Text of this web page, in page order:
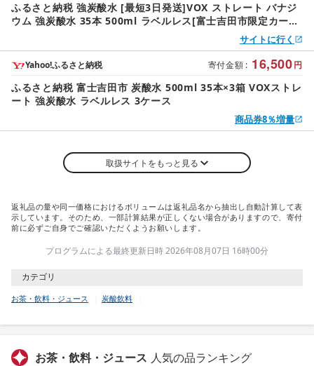
ふるさと納税 強炭酸水 [最短3日発送]VOX ストレート バナジ
ウム 強炭酸水 35本 500ml ラベルレス[富士吉田市限定カート
サイトに行く
寄付金額 : 16,500円
Yahoo!ふるさと納税
ふるさと納税 富士吉田市 炭酸水 500ml 35本×3箱 VOXストレ
ート 強炭酸水 ラベルレス 3ケース
商品券8％増量
取扱サイトをもっと見る
返礼品の量や同一価格におけるボリュームは返礼品名から抽出し自動計算して表
示しています。そのため、一部計算結果が正しくない場合がありますので、寄付
前に必ずご自身でご確認いただくようお願いします。
プログラムによる最終更新日時 2026年08月07日 16時00分
カテゴリ
お茶・飲料・ジュース 炭酸飲料
お茶・飲料・ジュース 人気の品ランキング